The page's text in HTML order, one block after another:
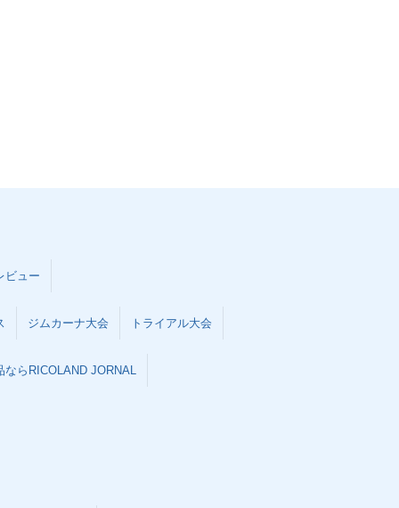
ビュー
ジムカーナ大会 トライアル大会
ならRICOLAND JORNAL